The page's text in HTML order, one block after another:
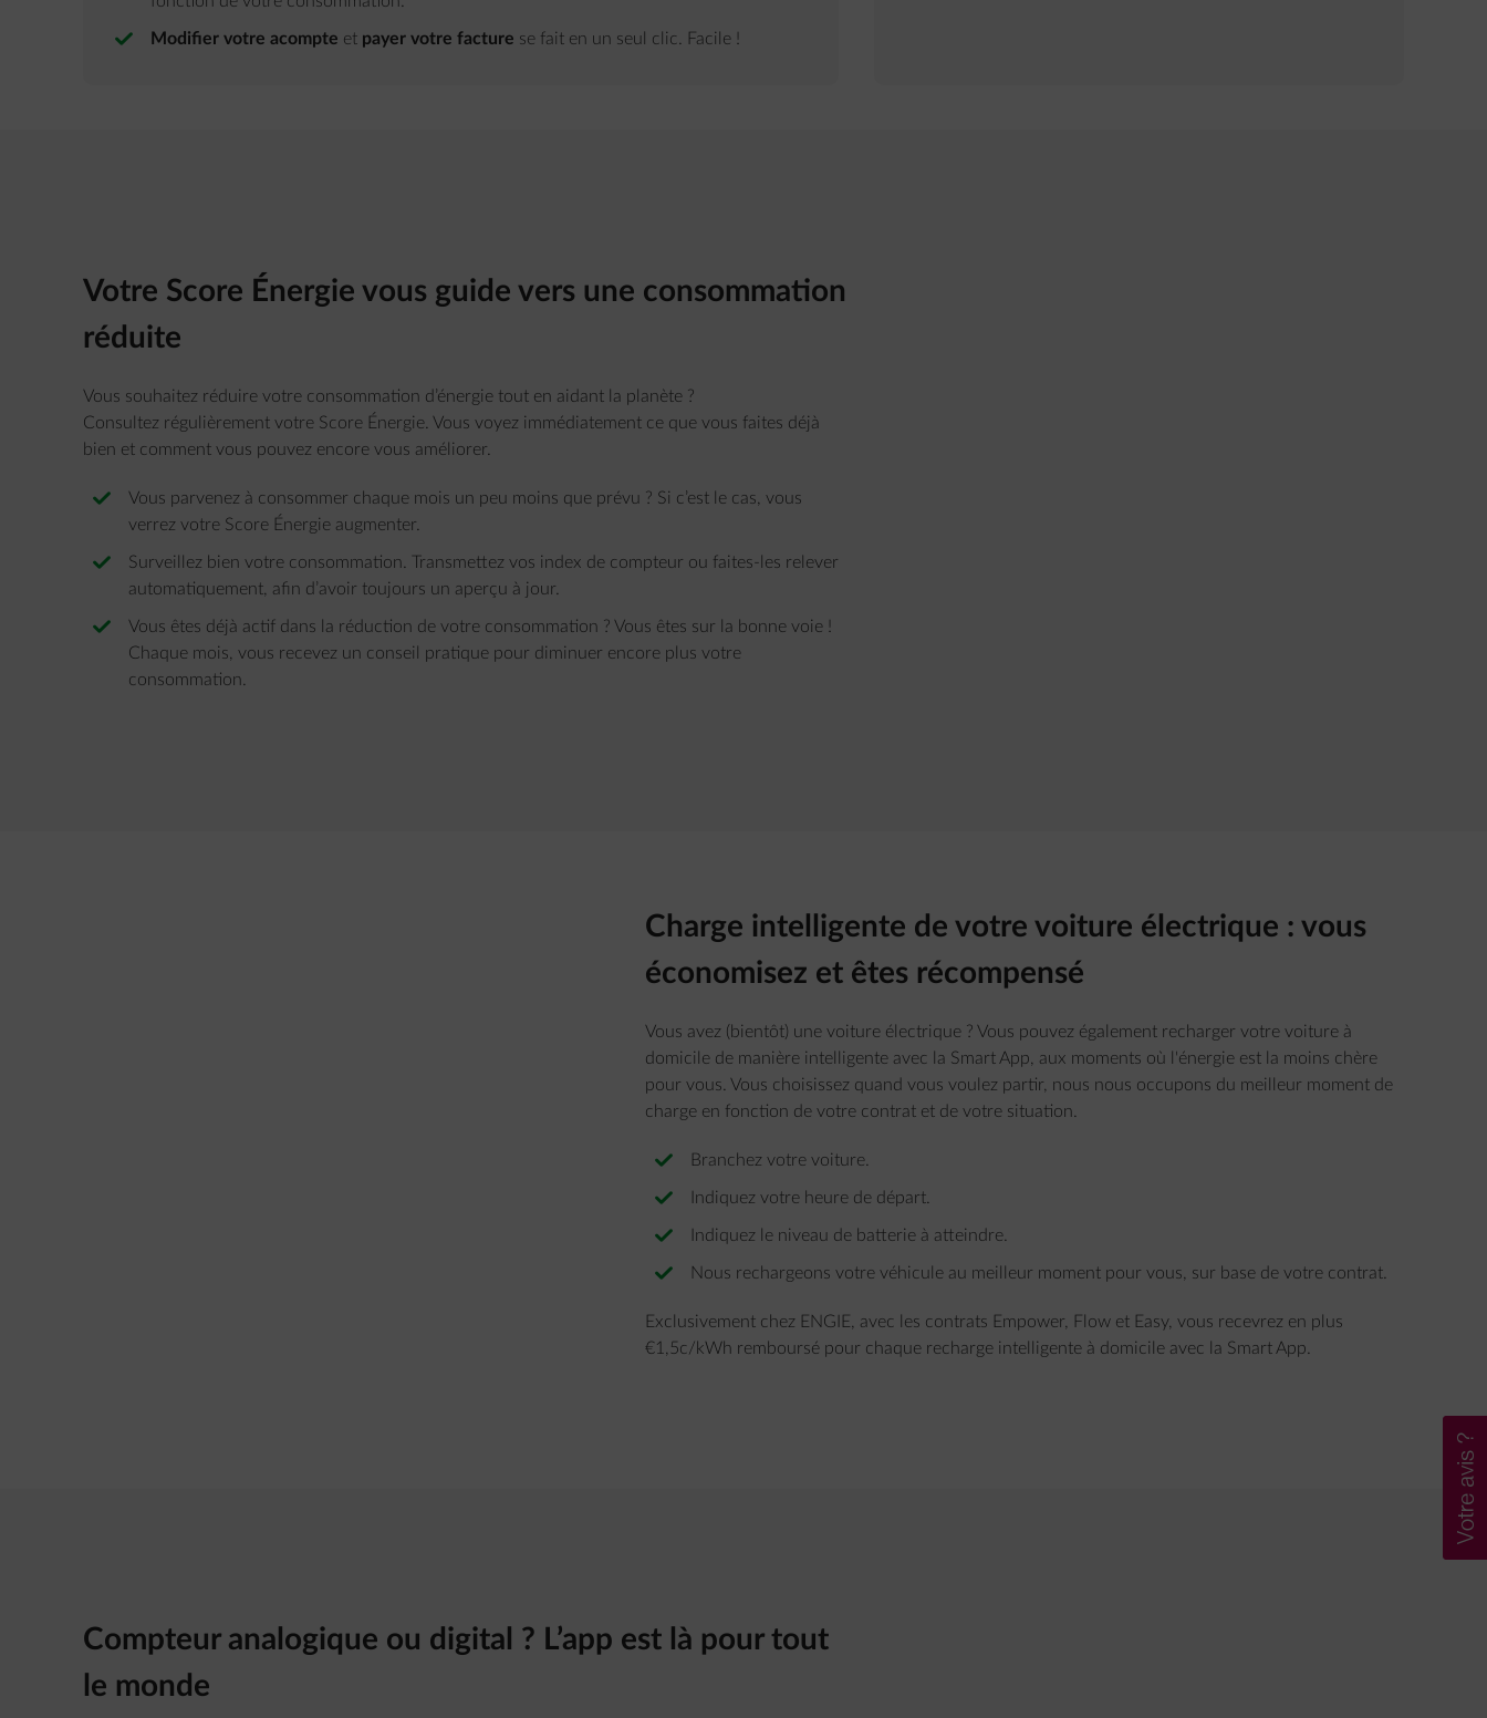
Modifier votre acompte et payer votre facture se fait en un seul clic. Facile !
Votre Score Énergie vous guide vers une consommation
réduite
Vous souhaitez réduire votre consommation d’énergie tout en aidant la planète ?
Consultez régulièrement votre Score Énergie. Vous voyez immédiatement ce que vous faites déjà
bien et comment vous pouvez encore vous améliorer.
Vous parvenez à consommer chaque mois un peu moins que prévu ? Si c’est le cas, vous
verrez votre Score Énergie augmenter.
Surveillez bien votre consommation. Transmettez vos index de compteur ou faites-les relever
automatiquement, afin d’avoir toujours un aperçu à jour.
Vous êtes déjà actif dans la réduction de votre consommation ? Vous êtes sur la bonne voie !
Chaque mois, vous recevez un conseil pratique pour diminuer encore plus votre
consommation.
Charge intelligente de votre voiture électrique : vous
économisez et êtes récompensé
Vous avez (bientôt) une voiture électrique ? Vous pouvez également recharger votre voiture à
domicile de manière intelligente avec la Smart App, aux moments où l'énergie est la moins chère
pour vous. Vous choisissez quand vous voulez partir, nous nous occupons du meilleur moment de
charge en fonction de votre contrat et de votre situation.
Branchez votre voiture.
Indiquez votre heure de départ.
Indiquez le niveau de batterie à atteindre.
Nous rechargeons votre véhicule au meilleur moment pour vous, sur base de votre contrat.
Exclusivement chez ENGIE, avec les contrats Empower, Flow et Easy, vous recevrez en plus
€1,5c/kWh remboursé pour chaque recharge intelligente à domicile avec la Smart App.
Compteur analogique ou digital ? L’app est là pour tout
le monde